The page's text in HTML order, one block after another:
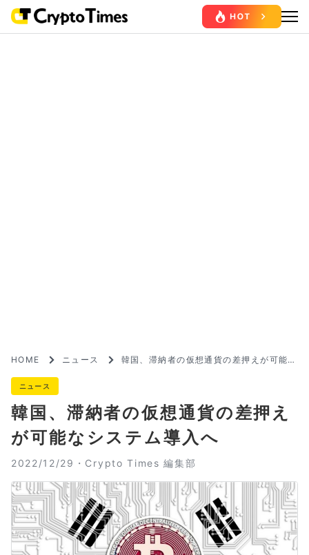
HOME ニュース
韓国、滞納者の仮想通貨の差押えが可能な
ニュース
韓国、滞納者の仮想通貨の差押え
が可能なシステム導入へ
2022/12/29・ Crypto Times 編集部